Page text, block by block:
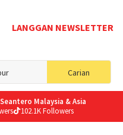
LANGGAN NEWSLETTER
Carian
for:
Seantero Malaysia & Asia
102.1K Followers